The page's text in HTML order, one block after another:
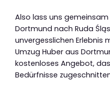
Also lass uns
Dortmund nach Ruda
unvergesslichen Erlebnis
Umzug Huber aus
kostenloses Angebot,
Bedürfnisse